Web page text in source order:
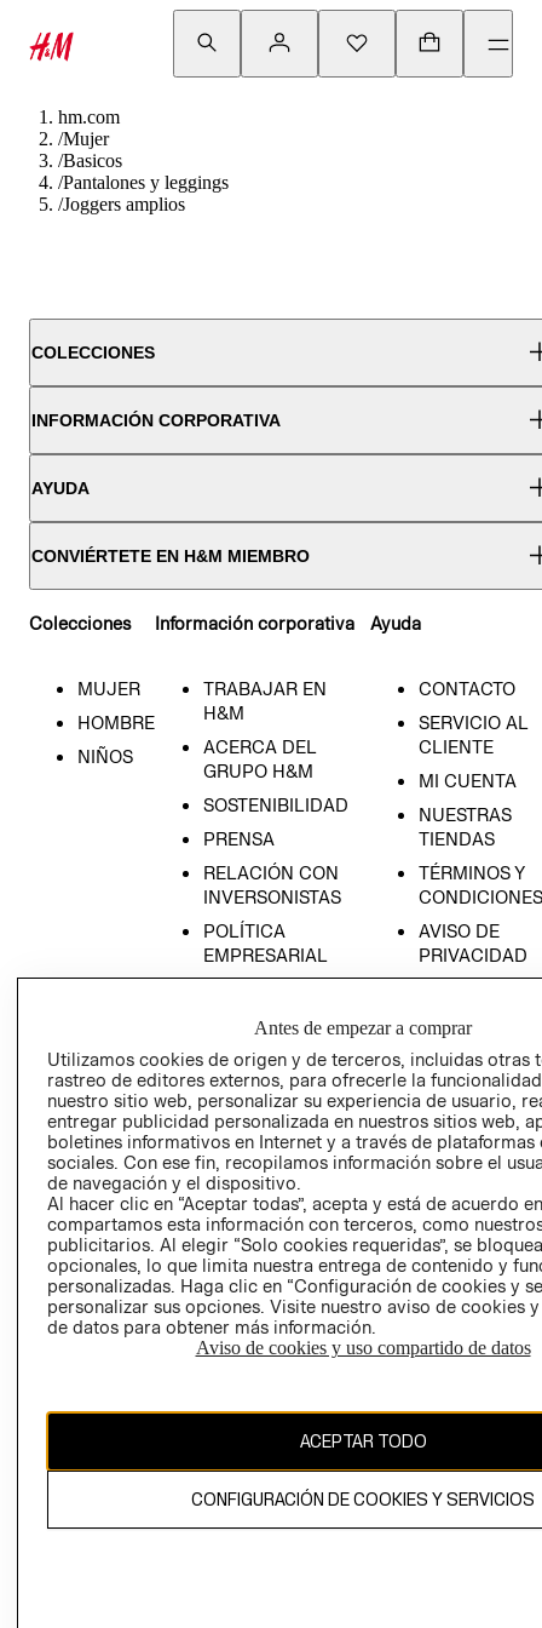
hm.com
/Mujer
/Basicos
/Pantalones y leggings
/Joggers amplios
COLECCIONES
INFORMACIÓN CORPORATIVA
AYUDA
CONVIÉRTETE EN H&M MIEMBRO
Colecciones
MUJER
HOMBRE
NIÑOS
Información corporativa
TRABAJAR EN
H&M
ACERCA DEL
GRUPO H&M
SOSTENIBILIDAD
PRENSA
RELACIÓN CON
INVERSONISTAS
POLÍTICA
EMPRESARIAL
Ayuda
CONTACTO
SERVICIO AL
CLIENTE
MI CUENTA
NUESTRAS
TIENDAS
TÉRMINOS Y
CONDICIONES
AVISO DE
PRIVACIDAD
AVISO DE
LIBRO DE
Ecuador ($)
CAMBIAR REGIÓN
propiedad de H&M Hennes & Mauritz AB.
Antes de empezar a comprar
Utilizamos cookies de origen y de terceros, incluidas otras
rastreo de editores externos, para ofrecerle la
nuestro sitio web, personalizar su experiencia de usuario,
entregar publicidad personalizada en nuestros sitios web,
boletines informativos en Internet y a través de plataformas
sociales. Con ese fin, recopilamos información sobre el
de navegación y el dispositivo.
Al hacer clic en “Aceptar todas”, acepta y está de acuerdo
compartamos esta información con terceros, como
publicitarios. Al elegir “Solo cookies requeridas”, se
opcionales, lo que limita nuestra entrega de contenido y
personalizadas. Haga clic en “Configuración de cookies y
personalizar sus opciones. Visite nuestro aviso de cookies
de datos para obtener más información.
Aviso de cookies y uso compartido de datos
ACEPTAR TODO
CONFIGURACIÓN DE COOKIES Y SERVICIOS